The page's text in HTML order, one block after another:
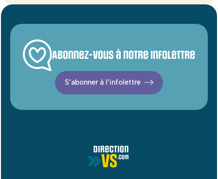
Abonnez-vous à notre infolettre
S’abonner à l’infolettre